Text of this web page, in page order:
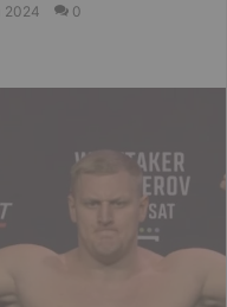
2024 0